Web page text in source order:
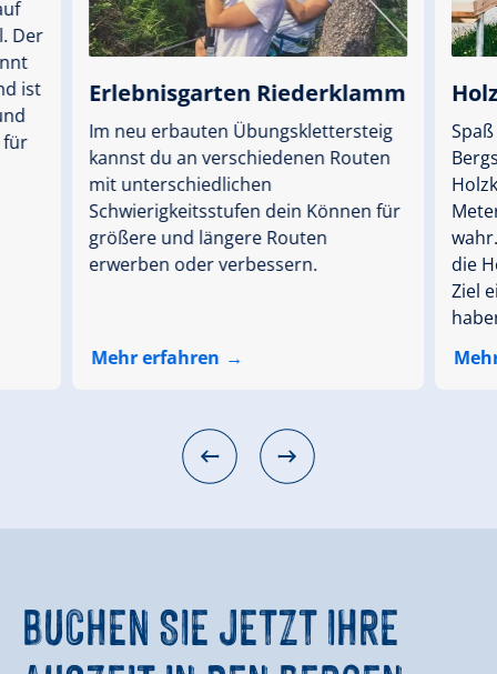
Der
ist
für
Erlebnisgarten Riederklamm
Im neu erbauten Übungsklettersteig
kannst du an verschiedenen Routen
mit unterschiedlichen
Schwierigkeitsstufen dein Können für
größere und längere Routen
erwerben oder verbessern.
Mehr erfahren
die
Ziel
BUCHEN SIE JETZT IHRE